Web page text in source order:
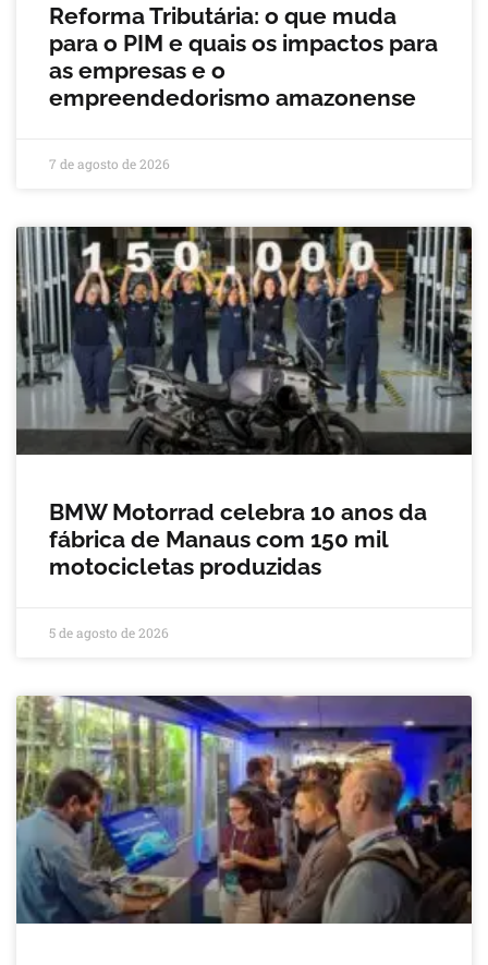
Reforma Tributária: o que muda
para o PIM e quais os impactos para
as empresas e o
empreendedorismo amazonense
7 de agosto de 2026
BMW Motorrad celebra 10 anos da
fábrica de Manaus com 150 mil
motocicletas produzidas
5 de agosto de 2026